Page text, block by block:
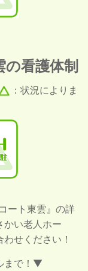
看護体制
：状況によりま
ート東雲』の詳
かい老人ホー
せください！
まで！▼